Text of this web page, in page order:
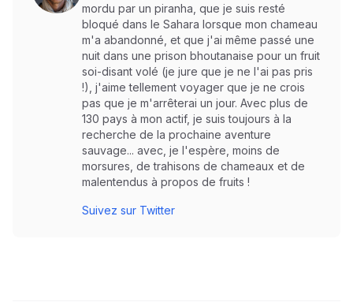
mordu par un piranha, que je suis resté
bloqué dans le Sahara lorsque mon chameau
m'a abandonné, et que j'ai même passé une
nuit dans une prison bhoutanaise pour un fruit
soi-disant volé (je jure que je ne l'ai pas pris
!), j'aime tellement voyager que je ne crois
pas que je m'arrêterai un jour. Avec plus de
130 pays à mon actif, je suis toujours à la
recherche de la prochaine aventure
sauvage... avec, je l'espère, moins de
morsures, de trahisons de chameaux et de
malentendus à propos de fruits !
Suivez sur Twitter